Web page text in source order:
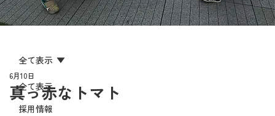
全て表示
採用情報
全て表示
真っ赤なトマト
6月10日